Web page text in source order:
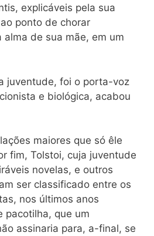
explicáveis pela sua
ponto de chorar
alma de sua mãe, em um
juventude, foi o porta-voz
e biológica, acabou
maiores que só êle
fim, Tolstoi, cuja juventude
novelas, e outros
ser classificado entre os
nos últimos anos
pacotilha, que um
assinaria para, a-final, se